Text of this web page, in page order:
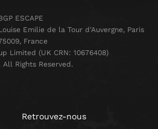
ESCAPE
Emilie de la Tour d'Auvergne, Paris
France
Limited (UK CRN: 10676408)
All Rights Reserved.
Retrouvez-nous